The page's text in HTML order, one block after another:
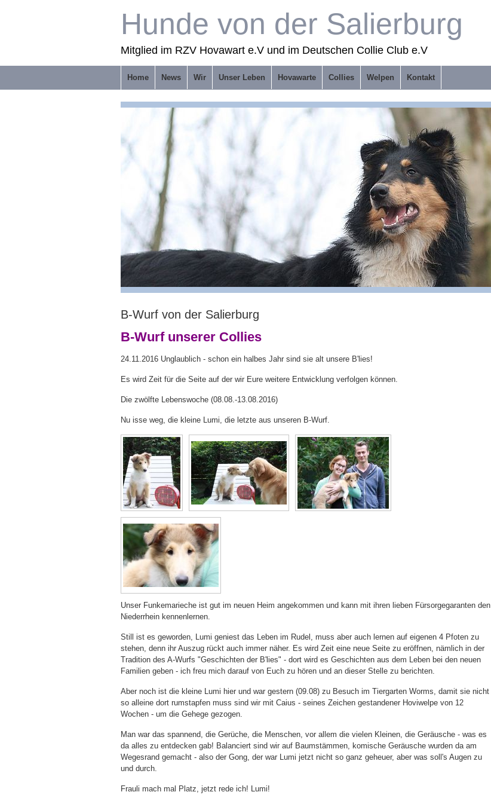
Hunde von der Salierburg
Mitglied im RZV Hovawart e.V und im Deutschen Collie Club e.V
Home News Wir Unser Leben Hovawarte Collies Welpen Kontakt
B-Wurf von der Salierburg
B-Wurf unserer Collies
24.11.2016 Unglaublich - schon ein halbes Jahr sind sie alt unsere B'lies!
Es wird Zeit für die Seite auf der wir Eure weitere Entwicklung verfolgen können.
Die zwölfte Lebenswoche (08.08.-13.08.2016)
Nu isse weg, die kleine Lumi, die letzte aus unseren B-Wurf.
Unser Funkemarieche ist gut im neuen Heim angekommen und kann mit ihren lieben Fürsorgegaranten den
Niederrhein kennenlernen.
Still ist es geworden, Lumi geniest das Leben im Rudel, muss aber auch lernen auf eigenen 4 Pfoten zu
stehen, denn ihr Auszug rückt auch immer näher. Es wird Zeit eine neue Seite zu eröffnen, nämlich in der
Tradition des A-Wurfs "Geschichten der B'lies" - dort wird es Geschichten aus dem Leben bei den neuen
Familien geben - ich freu mich darauf von Euch zu hören und an dieser Stelle zu berichten.
Aber noch ist die kleine Lumi hier und war gestern (09.08) zu Besuch im Tiergarten Worms, damit sie nicht
so alleine dort rumstapfen muss sind wir mit Caius - seines Zeichen gestandener Hoviwelpe von 12
Wochen - um die Gehege gezogen.
Man war das spannend, die Gerüche, die Menschen, vor allem die vielen Kleinen, die Geräusche - was es
da alles zu entdecken gab! Balanciert sind wir auf Baumstämmen, komische Geräusche wurden da am
Wegesrand gemacht - also der Gong, der war Lumi jetzt nicht so ganz geheuer, aber was soll's Augen zu
und durch.
Frauli mach mal Platz, jetzt rede ich! Lumi!